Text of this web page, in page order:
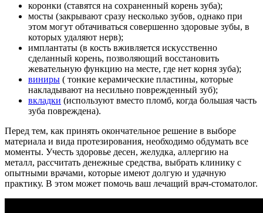
коронки (ставятся на сохраненный корень зуба);
мосты (закрывают сразу несколько зубов, однако при
этом могут обтачиваться совершенно здоровые зубы, в
которых удаляют нерв);
имплантаты (в кость вживляется искусственно
сделанный корень, позволяющий восстановить
жевательную функцию на месте, где нет корня зуба);
виниры ( тонкие керамические пластины, которые
накладывают на несильно поврежденный зуб);
вкладки (используют вместо пломб, когда большая часть
зуба повреждена).
Перед тем, как принять окончательное решение в выборе
материала и вида протезирования, необходимо обдумать все
моменты. Учесть здоровье десен, желудка, аллергию на
металл, рассчитать денежные средства, выбрать клинику с
опытными врачами, которые имеют долгую и удачную
практику. В этом может помочь ваш лечащий врач-стоматолог.